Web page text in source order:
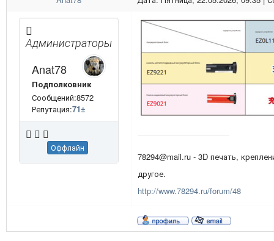
Администраторы
Anat78
Подполковник
Сообщений:8572
Репутация:71±
Оффлайн
78294@mail.ru - 3D печать,
другое.
http://www.78294.ru/forum/48